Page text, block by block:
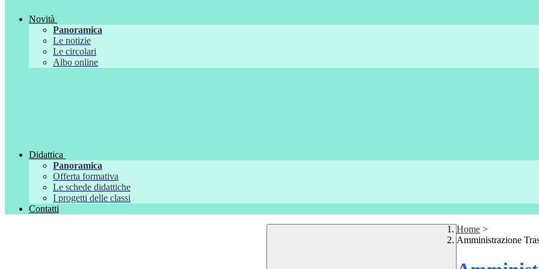
Novità
Panoramica
Le notizie
Le circolari
Albo online
Didattica
Panoramica
Offerta formativa
Le schede didattiche
I progetti delle classi
Contatti
Home >
Amministrazione